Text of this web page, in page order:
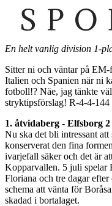
En helt vanlig division 1-
Sitter ni och väntar på
Italien och Spanien när ni
fotboll!? Näe, jag tänkte
stryktipsförslag! R-4-4-
1. åtvidaberg - Elfsborg 2
Nu ska det bli intressant
konserverat den fina
ivarjefall säker och det är
Kopparvallen. 5 juli spelar
Floriana och tre dagar
schema att vänta för
skadad i bortalaget.